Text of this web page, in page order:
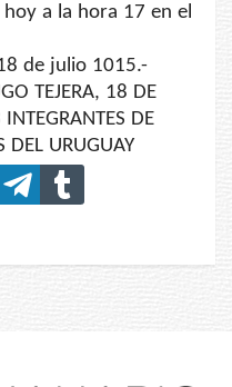
a la hora 17 en el
de julio 1015.-
TEJERA, 18 DE
DE
DEL URUGUAY